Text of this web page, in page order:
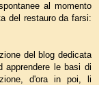
al momento
del restauro da farsi:
del blog dedicata
apprendere le basi di
d'ora in poi, li